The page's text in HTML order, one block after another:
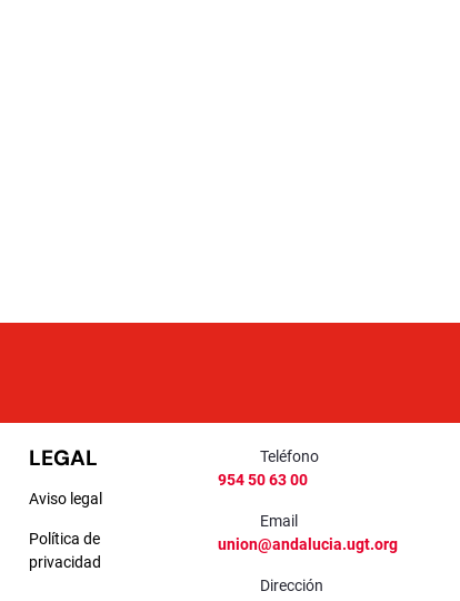
LEGAL
Aviso legal
Política de
privacidad
Teléfono
954 50 63 00
Email
union@andalucia.ugt.org
Dirección